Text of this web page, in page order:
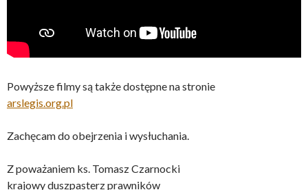
Powyższe filmy są także dostępne na stronie
arslegis.org.pl
Zachęcam do obejrzenia i wysłuchania.
Z poważaniem ks. Tomasz Czarnocki
krajowy duszpasterz prawników